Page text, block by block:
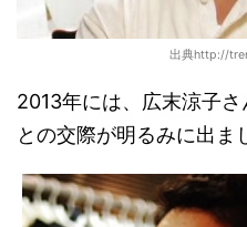
出典http://
2013年には、広末涼子
との交際が明るみに出ま